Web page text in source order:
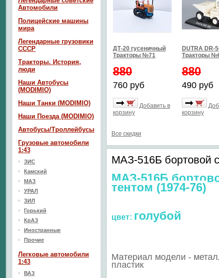
ДТ-20 гусеничный
Тракторы №71
880
760 руб
Добавить в
корзину
DUTRA DR-
Тракторы
880
490 руб
корзину
Все скидки
МАЗ-516Б бортовой
МАЗ-516Б
тентом (1974-76)
цвет: голубой
Материал модели -
пластик
Автомобили
Полицейские машины
мира
Легендарные грузовики
СССР
Тракторы. История,
люди
Наши Автобусы
(MODIMIO)
Наши Танки (MODIMIO)
Наши Поезда (MODIMIO)
Автобусы/Троллейбусы
Грузовые автомобили
1:43
ЗИС
Камский
МАЗ
УРАЛ
ЗИЛ
Горький
КрАЗ
Иностранные
Прочие
Легковые автомобили
1:43
ВАЗ